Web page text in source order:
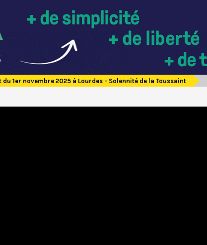
du 1er novembre 2025 à Lourdes - Solennité de la Toussaint